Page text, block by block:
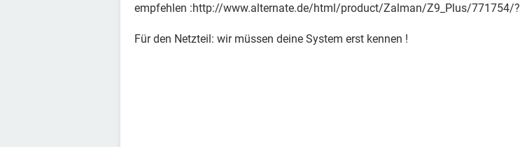
empfehlen :http://www.alternate.de/html/product/Zalman/Z9_Plus/771754/?
Für den Netzteil: wir müssen deine System erst kennen !